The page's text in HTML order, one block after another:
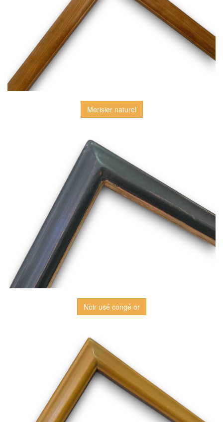
Merisier naturel
Noir usé congé or